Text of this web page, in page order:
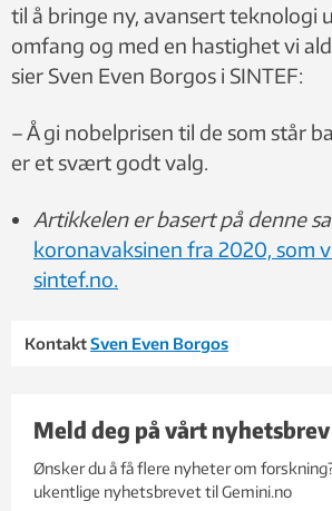
til å bringe ny, avansert teknologi
omfang og med en hastighet vi
sier Sven Even Borgos i SINTEF:
– Å gi nobelprisen til de som står
er et svært godt valg.
Artikkelen er basert på denne
koronavaksinen fra 2020, som
sintef.no.
KontaktSven Even Borgos
Meld deg på vårt nyhetsbrev
Ønsker du å få flere nyheter om
ukentlige nyhetsbrevet til Gemini.no